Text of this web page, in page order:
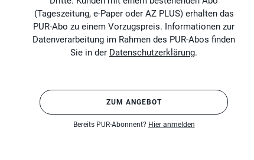
(Tageszeitung, e-Paper oder AZ PLUS) erhalten das
PUR-Abo zu einem Vorzugspreis. Informationen zur
Datenverarbeitung im Rahmen des PUR-Abos finden
Sie in der Datenschutzerklärung.
ZUM ANGEBOT
Bereits PUR-Abonnent? Hier anmelden